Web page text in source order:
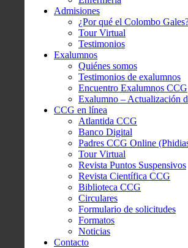
Admisiones
¿Por qué el Colombo
Tour Virtual
Testimonios
Exalumnos
Quiénes somos
Testimonios de exalumnos
Encuentro Exalumnos CCG
Exalumno – Actualización
CCG en línea
Atlantida CCG
Banco Digital
Padres CCG Online
Tour Virtual
Revista Puntos Suspensivos
Revista Científica CCG
Biblioteca CCG
Circulares
Formulario de solicitudes
Formatos
Noticias
Contacto